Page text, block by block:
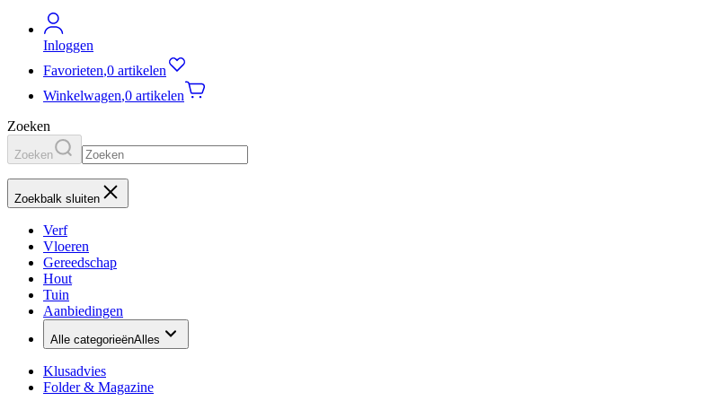
Inloggen
Favorieten,0 artikelen
Winkelwagen,0 artikelen
Zoeken
Zoeken
Zoekbalk sluiten
Verf
Vloeren
Gereedschap
Hout
Tuin
Aanbiedingen
Alle categorieënAlles
Klusadvies
Folder & Magazine